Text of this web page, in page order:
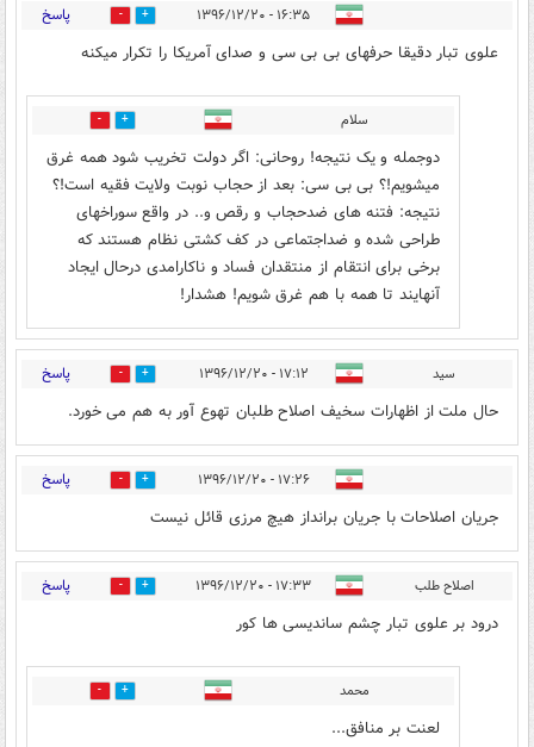
۱۶:۳۵ - ۱۳۹۶/۱۲/۲۰ 74 پاسخ
علوی تبار دقیقا حرفهای بی بی سی و صدای آمریکا را تکرار میکنه
سلام 26
دوجمله و یک نتیجه! روحانی: اگر دولت تخریب شود همه غرق
میشویم!؟ بی بی سی: بعد از حجاب نوبت ولایت فقیه است!؟
نتیجه: فتنه های ضدحجاب و رقص و.. در واقع سوراخهای
طراحی شده و ضداجتماعی در کف کشتی نظام هستند که
برخی برای انتقام از منتقدان فساد و ناکارامدی درحال ایجاد
آنهایند تا همه با هم غرق شویم! هشدار!
سید ۱۷:۱۲ - ۱۳۹۶/۱۲/۲۰ 25 پاسخ
حال ملت از اظهارات سخیف اصلاح طلبان تهوع آور به هم می خورد.
۱۷:۲۶ - ۱۳۹۶/۱۲/۲۰ 23 پاسخ
جریان اصلاحات با جریان برانداز هیچ مرزی قائل نیست
اصلاح طلب ۱۷:۳۳ - ۱۳۹۶/۱۲/۲۰ 9 پاسخ
درود بر علوی تبار چشم ساندیسی ها کور
محمد 11
لعنت بر منافق...